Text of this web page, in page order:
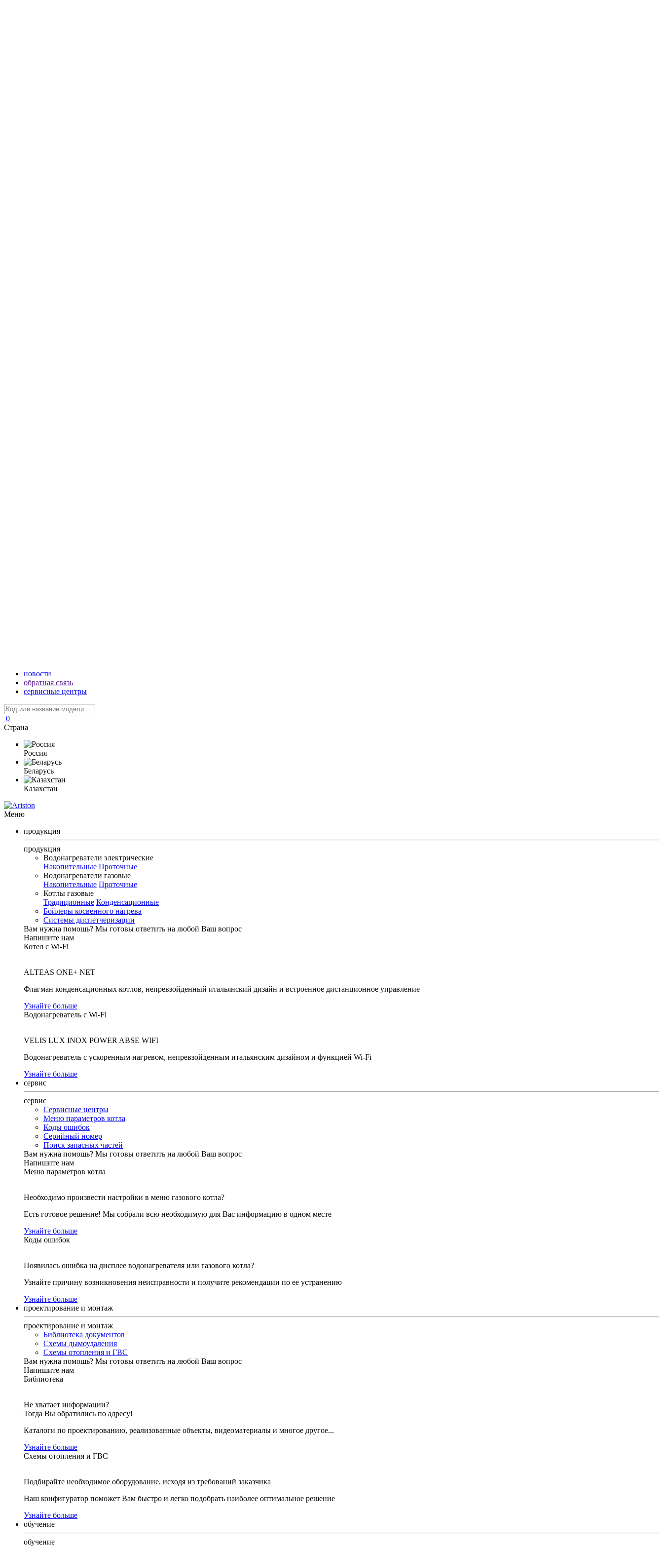
новости
обратная связь
сервисные центры
0
Страна
Россия
Беларусь
Казахстан
Меню
продукция
продукция
Водонагреватели электрические
Накопительные Проточные
Водонагреватели газовые
Накопительные Проточные
Котлы газовые
Традиционные Конденсационные
Бойлеры косвенного нагрева
Системы диспетчеризации
Вам нужна помощь? Мы готовы ответить на любой Ваш вопрос
Напишите нам
Котел с Wi-Fi
ALTEAS ONE+ NET
Флагман конденсационных котлов, непревзойденный итальянский дизайн и встроенное дистанционное управление
Узнайте больше
Водонагреватель с Wi-Fi
VELIS LUX INOX POWER ABSE WIFI
Водонагреватель с ускоренным нагревом, непревзойденным итальянским дизайном и функцией Wi-Fi
Узнайте больше
сервис
сервис
Сервисные центры
Меню параметров котла
Коды ошибок
Серийный номер
Поиск запасных частей
Вам нужна помощь? Мы готовы ответить на любой Ваш вопрос
Напишите нам
Меню параметров котла
Необходимо произвести настройки в меню газового котла?
Есть готовое решение! Мы собрали всю необходимую для Вас информацию в одном месте
Узнайте больше
Коды ошибок
Появилась ошибка на дисплее водонагревателя или газового котла?
Узнайте причину возникновения неисправности и получите рекомендации по ее устранению
Узнайте больше
проектирование и монтаж
проектирование и монтаж
Библиотека документов
Схемы дымоудаления
Схемы отопления и ГВС
Вам нужна помощь? Мы готовы ответить на любой Ваш вопрос
Напишите нам
Библиотека
Не хватает информации?
Тогда Вы обратились по адресу!
Каталоги по проектированию, реализованные объекты, видеоматериалы и многое другое...
Узнайте больше
Схемы отопления и ГВС
Подбирайте необходимое оборудование, исходя из требований заказчика
Наш конфигуратор поможет Вам быстро и легко подобрать наиболее оптимальное решение
Узнайте больше
обучение
обучение